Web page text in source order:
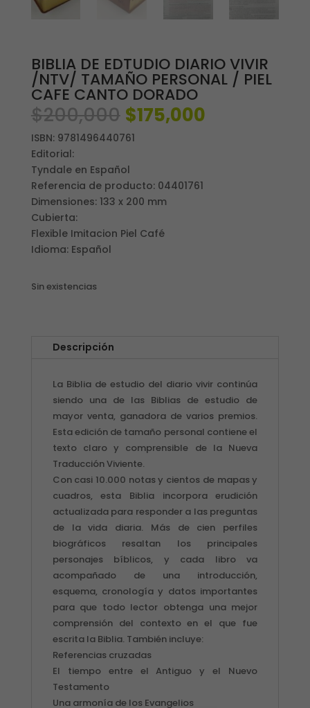
BIBLIA DE EDTUDIO DIARIO VIVIR
/NTV/ TAMAÑO PERSONAL / PIEL
CAFE CANTO DORADO
$200,000 El
precio
original
era:
$200,000.
$175,000El
ISBN: 9781496440761
Editorial:
Tyndale en Español
Referencia de producto: 04401761
Dimensiones: 133 x 200 mm
Cubierta:
Flexible Imitacion Piel Café
Idioma: Español
Sin existencias
Descripción
La Biblia de estudio del diario vivir continúa
siendo una de las Biblias de estudio de
mayor venta, ganadora de varios premios.
Esta edición de tamaño personal contiene el
texto claro y comprensible de la Nueva
Traducción Viviente.
Con casi 10.000 notas y cientos de mapas y
cuadros, esta Biblia incorpora erudición
actualizada para responder a las preguntas
de la vida diaria. Más de cien perfiles
biográficos resaltan los principales
personajes bíblicos, y cada libro va
acompañado de una introducción,
esquema, cronología y datos importantes
para que todo lector obtenga una mejor
comprensión del contexto en el que fue
escrita la Biblia. También incluye:
Referencias cruzadas
El tiempo entre el Antiguo y el Nuevo
Testamento
Una armonía de los Evangelios